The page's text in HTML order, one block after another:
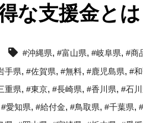
な支援金とは
#沖縄県, #富山県, #岐阜県, #商
手県, #佐賀県, #無料, #鹿児島県, #
重県, #東京, #長崎県, #香川県, #石
#愛知県, #給付金, #鳥取県, #千葉県,